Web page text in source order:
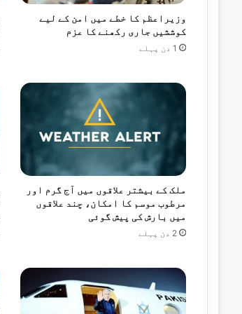
وزیراعظم کا خطے میں امن کے لیے
کوششیں جاری رکھنے کا عزم
1 دن پہلے
ملک کے بیشتر علاقوں میں آج گرم اور
مرطوب موسم کا امکان، چند علاقوں
میں بارش کی پیش گوئی
2 دن پہلے